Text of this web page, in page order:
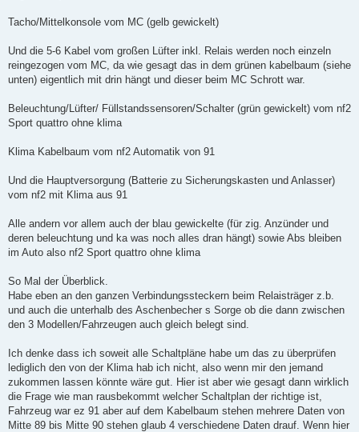
Tacho/Mittelkonsole vom MC (gelb gewickelt)
Und die 5-6 Kabel vom großen Lüfter inkl. Relais werden noch einzeln
reingezogen vom MC, da wie gesagt das in dem grünen kabelbaum (siehe
unten) eigentlich mit drin hängt und dieser beim MC Schrott war.
Beleuchtung/Lüfter/ Füllstandssensoren/Schalter (grün gewickelt) vom nf2
Sport quattro ohne klima
Klima Kabelbaum vom nf2 Automatik von 91
Und die Hauptversorgung (Batterie zu Sicherungskasten und Anlasser)
vom nf2 mit Klima aus 91
Alle andern vor allem auch der blau gewickelte (für zig. Anzünder und
deren beleuchtung und ka was noch alles dran hängt) sowie Abs bleiben
im Auto also nf2 Sport quattro ohne klima
So Mal der Überblick.
Habe eben an den ganzen Verbindungssteckern beim Relaisträger z.b.
und auch die unterhalb des Aschenbecher s Sorge ob die dann zwischen
den 3 Modellen/Fahrzeugen auch gleich belegt sind.
Ich denke dass ich soweit alle Schaltpläne habe um das zu überprüfen
lediglich den von der Klima hab ich nicht, also wenn mir den jemand
zukommen lassen könnte wäre gut. Hier ist aber wie gesagt dann wirklich
die Frage wie man rausbekommt welcher Schaltplan der richtige ist,
Fahrzeug war ez 91 aber auf dem Kabelbaum stehen mehrere Daten von
Mitte 89 bis Mitte 90 stehen glaub 4 verschiedene Daten drauf. Wenn hier